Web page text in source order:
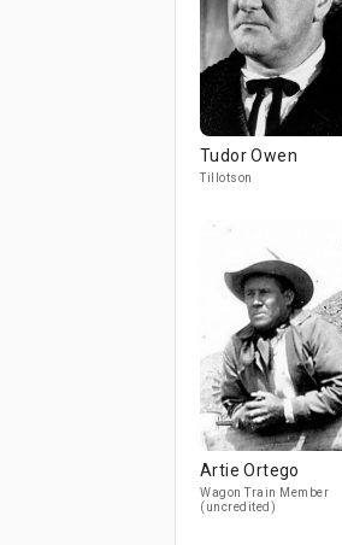
Tudor Owen
Tillotson
Artie Ortego
Wagon Train Member
(uncredited)